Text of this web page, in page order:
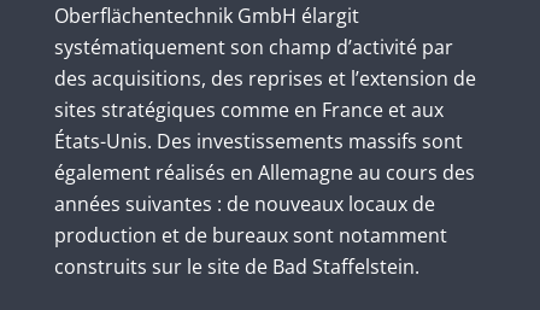
Oberflächentechnik GmbH élargit
systématiquement son champ d’activité par
des acquisitions, des reprises et l’extension de
sites stratégiques comme en France et aux
États-Unis. Des investissements massifs sont
également réalisés en Allemagne au cours des
années suivantes : de nouveaux locaux de
production et de bureaux sont notamment
construits sur le site de Bad Staffelstein.